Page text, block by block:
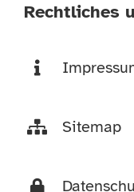
Rechtliches
Sitemap